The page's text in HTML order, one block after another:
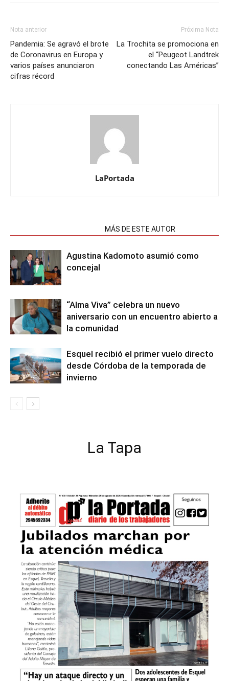
Nota anterior
Pandemia: Se agravó el brote
de Coronavirus en Europa y
varios países anunciaron
cifras récord
Próxima Nota
La Trochita se promociona en
el “Peugeot Landtrek
conectando Las Américas”
LaPortada
MÁS DE ESTE AUTOR
Agustina Kadomoto asumió como
concejal
“Alma Viva” celebra un nuevo
aniversario con un encuentro abierto a
la comunidad
Esquel recibió el primer vuelo directo
desde Córdoba de la temporada de
invierno
La Tapa